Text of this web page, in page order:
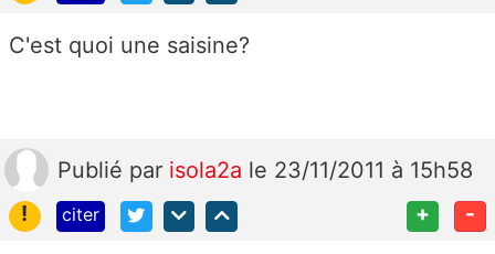
C'est quoi une saisine?
Publié par isola2a le 23/11/2011 à 15h58
!
citer + -